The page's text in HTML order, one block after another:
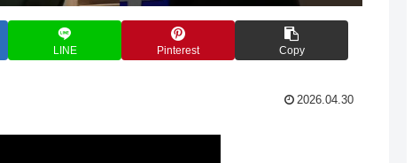
LINE Pinterest Copy
2026.04.30